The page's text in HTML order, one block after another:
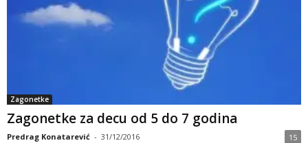
Zagonetke
Zagonetke za decu od 5 do 7 godina
Predrag Konatarević - 31/12/2016 15